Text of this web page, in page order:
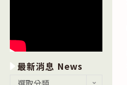
最新消息 News